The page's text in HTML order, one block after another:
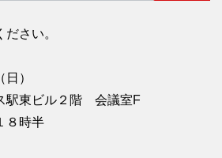
さい。
）
駅東ビル２階 会議室F
８時半